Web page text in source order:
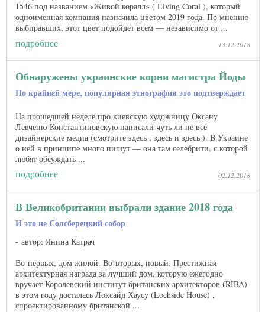
1546 под названием «Живой коралл» ( Living Coral ), который
одноименная компания назначила цветом 2019 года. По мнению
выбиравших, этот цвет подойдет всем — независимо от ...
подробнее 13.12.2018
Обнаружены украинские корни магистра Йоды
По крайней мере, популярная этнография это подтверждает
На прошедшей неделе про киевскую художницу Оксану
Левченю-Константиновскую написали чуть ли не все
дизайнерские медиа (смотрите здесь , здесь и здесь ). В Украине
о ней в принципе много пишут — она там селебрити, с которой
любят обсуждать ...
подробнее 02.12.2018
В Великобритании выбрали здание 2018 года
И это не Солсберецкий собор
автор: Янина Катрач
Во-первых, дом жилой. Во-вторых, новый. Престижная
архитектурная награда за лучший дом, которую ежегодно
вручает Королевский институт британских архитекторов (RIBA)
в этом году досталась Локсайд Хаусу (Lochside House) ,
спроектированному британской ...